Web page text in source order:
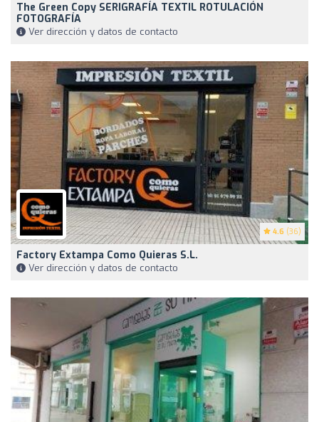
The Green Copy SERIGRAFÍA TEXTIL ROTULACIÓN
FOTOGRAFÍA
Ver dirección y datos de contacto
4.6 (36)
Factory Extampa Como Quieras S.l.
Ver dirección y datos de contacto